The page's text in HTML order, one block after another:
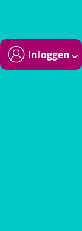
Inloggen